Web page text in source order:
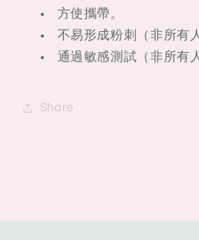
方使攜帶。
不易形成粉刺（非所有
通過敏感測試（非所有
Share